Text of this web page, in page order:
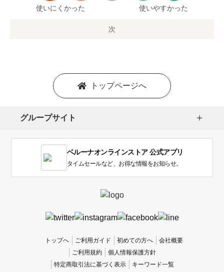
い
使いにくかった 使いやすかった
次
トップページへ
グループサイト
ベルーナオンラインストア 公式アプリ
タイムセールなど、お得な情報をお知らせ。
トップへ ご利用ガイド 初めての方へ
会社概要
ご利用規約
個人情報保護方針
特定商取引法に基づく表示
キーワード一覧